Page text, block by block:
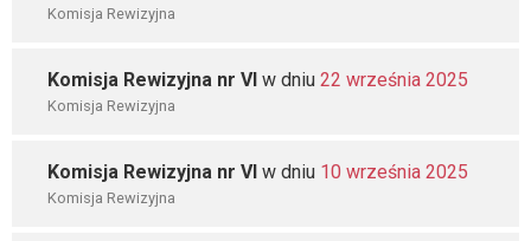
Komisja Rewizyjna
Komisja Rewizyjna nr VI w dniu 22 września 2025
Komisja Rewizyjna
Komisja Rewizyjna nr VI w dniu 10 września 2025
Komisja Rewizyjna